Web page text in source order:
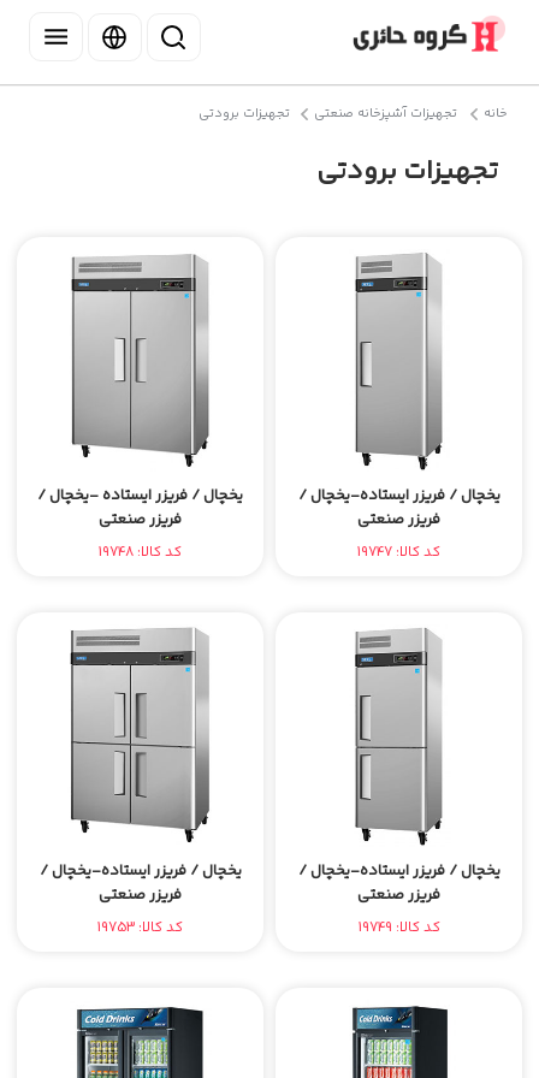
خانه تجهیزات آشپزخانه صنعتی تجهیزات برودتی
تجهیزات برودتی
یخچال / فریزر ایستاده-یخچال /
فریزر صنعتی
کد کالا: 19747
یخچال / فریزر ایستاده -یخچال /
فریزر صنعتی
کد کالا: 19748
یخچال / فریزر ایستاده-یخچال /
فریزر صنعتی
کد کالا: 19749
یخچال / فریزر ایستاده-یخچال /
فریزر صنعتی
کد کالا: 19753